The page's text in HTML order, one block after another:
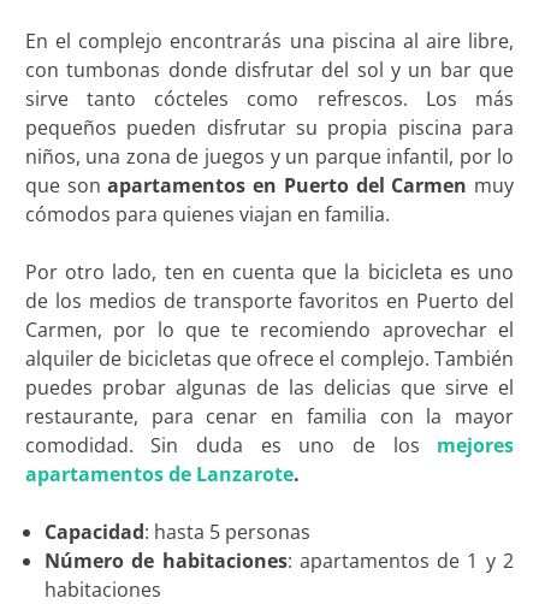
En el complejo encontrarás una piscina al aire libre,
con tumbonas donde disfrutar del sol y un bar que
sirve tanto cócteles como refrescos. Los más
pequeños pueden disfrutar su propia piscina para
niños, una zona de juegos y un parque infantil, por lo
que sonapartamentos en Puerto del Carmen muy
cómodos para quienes viajan en familia.
Por otro lado, ten en cuenta que la bicicleta es uno
de los medios de transporte favoritos en Puerto del
Carmen, por lo que te recomiendo aprovechar el
alquiler de bicicletas que ofrece el complejo. También
puedes probar algunas de las delicias que sirve el
restaurante, para cenar en familia con la mayor
comodidad. Sin duda es uno de los mejores
apartamentos de Lanzarote.
Capacidad: hasta 5 personas
Número de habitaciones: apartamentos de 1 y 2
habitaciones